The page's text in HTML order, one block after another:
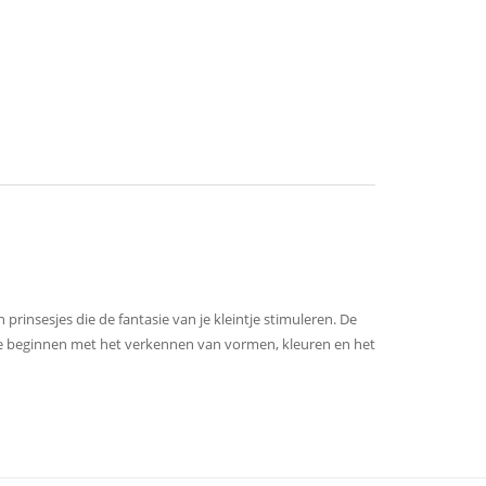
die de fantasie van je kleintje stimuleren. De
met het verkennen van vormen, kleuren en het